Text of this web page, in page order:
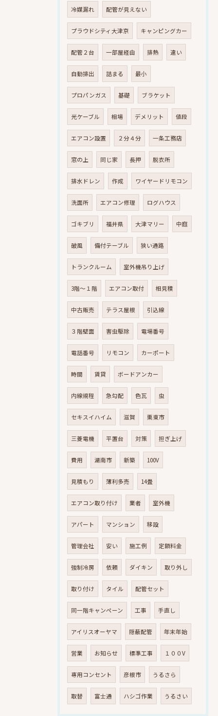
冷媒漏れ 配管が見えない
プラウドシティ大津京 キャンピングカー
配管２台 一部屋経由 排熱 違い
自動排出 詰まる 最小
プロパンガス 基礎 ブラケット
光ケーブル 相場 デメリット 値段
エアコン設置 ２分４分 一条工務店
窓の上 同じ家 長押 脱衣所
排水ドレン 作成 ワイヤードリモコン
洗面所 エアコン修理 ログハウス
ゴキブリ 福井県 大津マリー 中庭
破風 備付テーブル 狭い通路
トランクルーム 室外機吊り上げ
3階～１階 エアコン取付 相見積
中古販売 テラス屋根 引込線
３階壁面 害虫駆除 電場番号
電話番号 リモコン カーポート
時間 賃貸 ボードアンカー
内線規程 急勾配 色瓦 虫
セキスイハイム 滋賀 栗東市
三菱電機 平置台 対策 担ぎ上げ
費用 湖南市 新築 100V
見積もり 薄利多売 14畳
エアコン取り付け 業者 室外機
アパート マンション 移設
管理会社 安い 施工例 定額料金
強制冷房 依頼 ダイキン 取り外し
取り付け タイル 配管セット
同一階キャンペーン 工事 手直し
アイリスオーヤマ 隠蔽配管 年末年始
営業 お知らせ 標準工事 １００V
専用コンセント 彦根市 うるさら
取替 富士通 ハシゴ作業 うるさい